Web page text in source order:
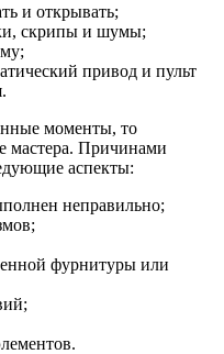
и открывать;
скрипы и шумы;
привод и пульт
моменты, то
мастера. Причинами
аспекты:
неправильно;
фурнитуры или